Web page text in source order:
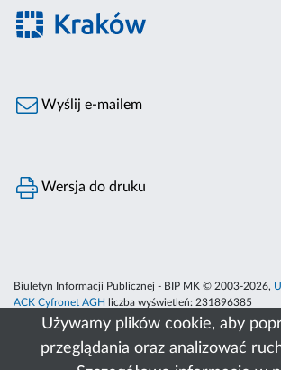
Używamy plików cookie, aby
przeglądania oraz analizować
Wyślij e-mailem
Wersja do druku
Biuletyn Informacji Publicznej - BIP MK © 2003-2026,
ACK Cyfronet AGH
liczba wyświetleń: 231896385